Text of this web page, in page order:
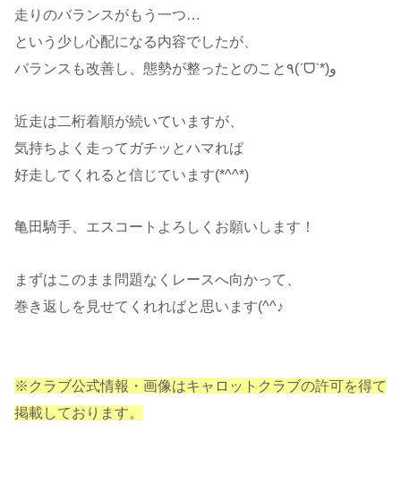
走りのバランスがもう一つ…
という少し心配になる内容でしたが、
バランスも改善し、態勢が整ったとのこと٩(ˊᗜˋ*)و
近走は二桁着順が続いていますが、
気持ちよく走ってガチッとハマれば
好走してくれると信じています(*^^*)
亀田騎手、エスコートよろしくお願いします！
まずはこのまま問題なくレースへ向かって、
巻き返しを見せてくれればと思います(^^♪
※クラブ公式情報・画像はキャロットクラブの許可を得て
掲載しております。